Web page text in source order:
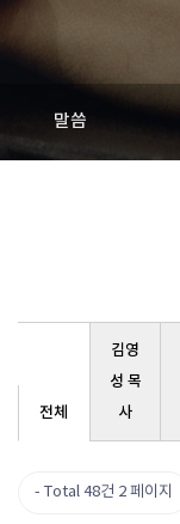
말씀
전체
김영
성 목
사
Total 48건 2 페이지